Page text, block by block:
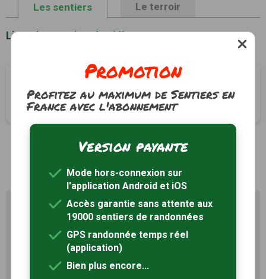
Les sentiers Le terroir
Liste des sentiers à Miélan
Le chemin de la tannerie
Miélan, Gers (32)
3h00 12 km Tracé GPS
Profitez au maximum de
Sentiers en France avec rando
potentiel qu'offre Sentiers en France :
Promotion
Profitez au maximum de Sentiers en
France avec l'abonnement
Version payante
Mode hors-connexion sur
l'application Android et iOS
Accès garantie sans attente aux
19000 sentiers de randonnées
GPS randonnée temps réel
(application)
Bien plus encore...